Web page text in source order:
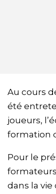
Au cours
été
joueurs,
formation
Pour le
dans la vie